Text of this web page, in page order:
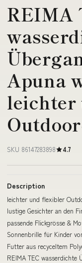
REIMA
Apuna
SKU 86147283898 4.7
Description
leichter und flexibler
lustige Gesichter an den
passende Flickgrösse &
Sonnenbrille für Kinder
Futter aus recyceltem
REIMA TEC